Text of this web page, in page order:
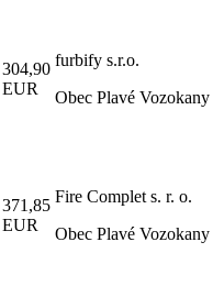
304,90
EUR
furbify s.r.o.
Obec Plavé Vozokany
371,85
EUR
Fire Complet s. r. o.
Obec Plavé Vozokany